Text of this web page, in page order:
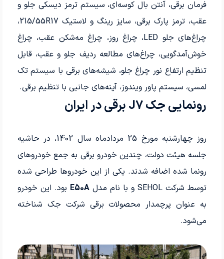
فرمان برقی، آنتن بال کوسه‌ای، سیستم ترمز دیسکی جلو و
عقب، ترمز پارک برقی، سایز رینگ و لاستیک 215/55R17،
چراغ‌های جلو LED، چراغ روز، چراغ مه‌شکن عقب، چراغ
خوش‌آمدگویی، چراغ‌های مطالعه ردیف جلو و عقب، قابل
تنظیم ارتفاع نور چراغ جلو، شیشه‌های برقی با سیستم تک
لمسی، سیستم پاور ویندوز، آینه‌های جانبی با تنظیم برقی.
رونمایی جک J7 برقی در ایران
روز چهارشنبه مورخ 25 مردادماه سال 1402، در حاشیه
جلسه هیئت دولت، چندین خودرو برقی به جمع خودروهای
رونما شده اضافه شدند. یکی از این خودروها طراحی شده
توسط شرکت SEHOL و با نام مدل
E50A بود. این خودرو
به عنوان پرچمدار محصولات برقی شرکت جک شناخته
می‌شود.